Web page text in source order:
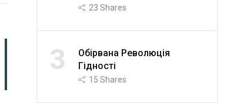
23 Shares
3
Обірвана Революція
Гідності
15 Shares